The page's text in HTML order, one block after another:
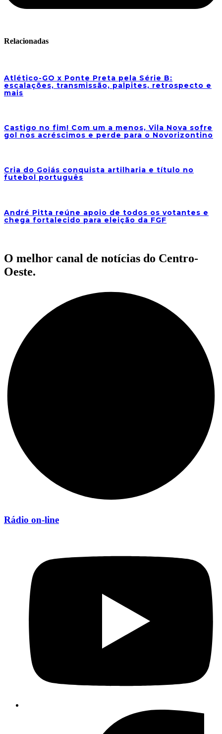
Relacionadas
Atlético-GO x Ponte Preta pela Série B:
escalações, transmissão, palpites, retrospecto e
mais
Castigo no fim! Com um a menos, Vila Nova sofre
gol nos acréscimos e perde para o Novorizontino
Cria do Goiás conquista artilharia e título no
futebol português
André Pitta reúne apoio de todos os votantes e
chega fortalecido para eleição da FGF
O melhor canal de notícias do Centro-
Oeste.
Rádio on-line